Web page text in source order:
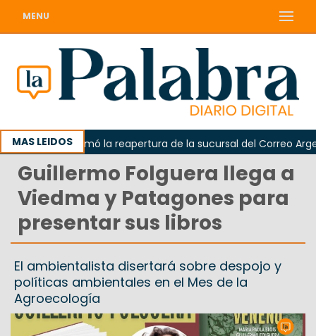
MENU
MAS LEIDOS
Odarda reclamó la reapertura de la sucursal del Correo
Guillermo Folguera llega a
Viedma y Patagones para
presentar sus libros
El ambientalista disertará sobre despojo y
políticas ambientales en el Mes de la
Agroecología